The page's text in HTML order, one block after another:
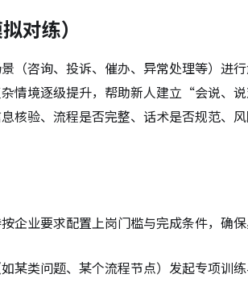
对练）
（咨询、投诉、催办、异常处理等）进行
情境逐级提升，帮助新人建立“会说、
核验、流程是否完整、话术是否规范、
企业要求配置上岗门槛与完成条件，确
某类问题、某个流程节点）发起专项训练